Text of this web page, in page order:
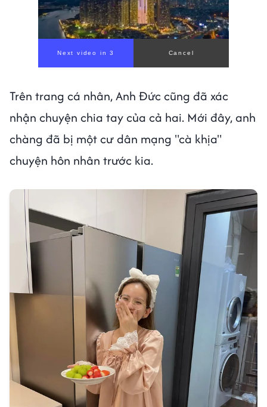
00:00/ 00:56
Trên trang cá nhân, Anh Đức cũng đã xác
nhận chuyện chia tay của cả hai. Mới đây, anh
chàng đã bị một cư dân mạng "cà khịa"
chuyện hôn nhân trước kia.